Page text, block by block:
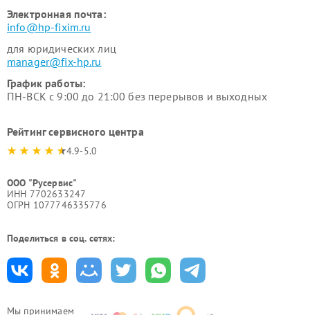
Мы принимаем
Электронная почта:
info@hp-fixim.ru
для юридических лиц
manager@fix-hp.ru
График работы:
ПН-ВСК с 9:00 до 21:00 без перерывов и выходных
Рейтинг сервисного центра
4.9-5.0
ООО "Русервис"
ИНН 7702633247
ОГРН 1077746335776
Поделиться в соц. сетях: